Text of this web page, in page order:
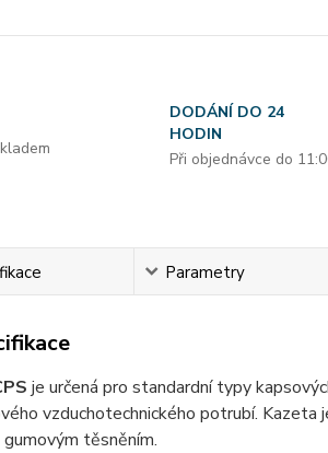
DODÁNÍ DO 24
HODIN
Při objednávce do
Parametry
je určená pro standardní typy
vzduchotechnického potrubí.
těsněním.